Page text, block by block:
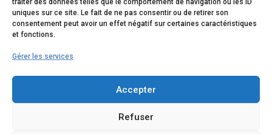
traiter des données telles que le comportement de navigation ou les ID
uniques sur ce site. Le fait de ne pas consentir ou de retirer son
consentement peut avoir un effet négatif sur certaines caractéristiques
et fonctions.
Gérer les services
Accepter
Refuser